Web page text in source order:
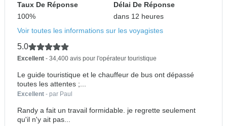
Taux De Réponse
100%
Délai De Réponse
dans 12 heures
Voir toutes les informations sur les voyagistes
5.0
Excellent - 34,400 avis pour l'opérateur touristique
Le guide touristique et le chauffeur de bus ont dépassé
toutes les attentes ;...
Excellent - par Paul
Randy a fait un travail formidable. je regrette seulement
qu'il n'y ait pas...